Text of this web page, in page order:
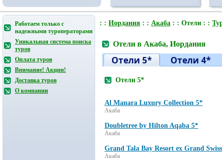
Работаем только с
надежными туроператорами
Уникальная система поиска
туров
Оплата туров
Внимание! Акции!
Доставка туров
О компании
: : Иордания : : Акаба : : Отели : :
Отели в Акаба, Иордания
Отели 5* Отели 4*
Отели 5*
Al Manara Luxury Collection 5*
Акаба
Doubletree by Hilton Aqaba 5*
Акаба
Grand Tala Bay Resort ex Grand
Акаба